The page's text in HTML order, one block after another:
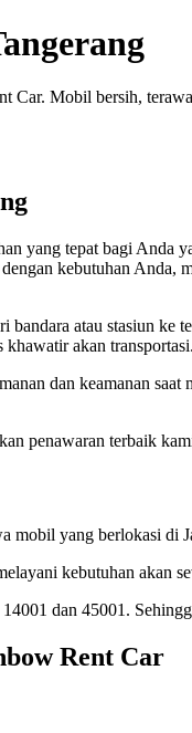
Mobil bersih,
yang tepat bagi Anda
kebutuhan
bandara atau stasiun
khawatir akan transportasi.
dan keamanan
penawaran terbaik
mobil yang berlokasi di
kebutuhan akan
dan 45001.
Rent Car